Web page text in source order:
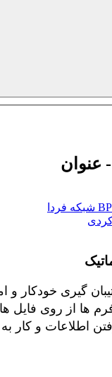
عنوان
گیری خودکار و
ها از روی